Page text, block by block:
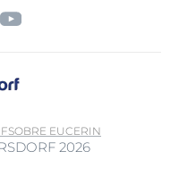
SOBRE EUCERIN
2026